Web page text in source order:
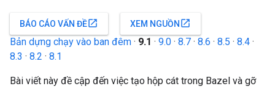
BÁO CÁO VẤN ĐỀopen_in_new XEM NGUỒN open_in_new
Bản dựng chạy vào ban đêm · 9.1 · 9.0 · 8.7 · 8.6 · 8.5 · 8.4 ·
8.3 · 8.2 · 8.1
Bài viết này đề cập đến việc tạo hộp cát trong Bazel và gỡ